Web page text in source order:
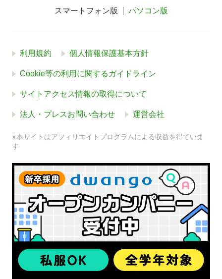
スマートフォン版 パソコン版
利用規約 個人情報保護基本方針
Cookie等の利用に関するガイドライン
サイトアクセス情報の取得について
法人・プレスお問い合わせ 運営会社
※本サイトはアフィリエイトプログラムによる収益を得ていま
す